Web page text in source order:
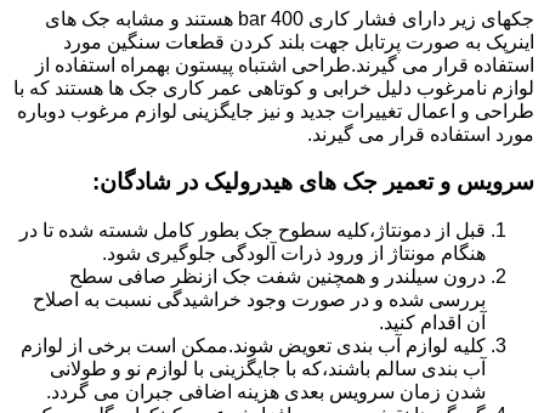
جکهای زیر دارای فشار کاری 400 bar هستند و مشابه جک های
اینرپک به صورت پرتابل جهت بلند کردن قطعات سنگین مورد
استفاده قرار می گیرند.طراحی اشتباه پیستون بهمراه استفاده از
لوازم نامرغوب دلیل خرابی و کوتاهی عمر کاری جک ها هستند که با
طراحی و اعمال تغییرات جدید و نیز جایگزینی لوازم مرغوب دوباره
مورد استفاده قرار می گیرند.
سرویس و تعمیر جک های هیدرولیک در شادگان:
قبل از دمونتاژ،کلیه سطوح جک بطور کامل شسته شده تا در
هنگام مونتاژ از ورود ذرات آلودگی جلوگیری شود.
درون سیلندر و همچنین شفت جک ازنظر صافی سطح
بررسی شده و در صورت وجود خراشیدگی نسبت به اصلاح
آن اقدام کنید.
کلیه لوازم آب بندی تعویض شوند.ممکن است برخی از لوازم
آب بندی سالم باشند،که با جایگزینی با لوازم نو و طولانی
شدن زمان سرویس بعدی هزینه اضافی جبران می گردد.